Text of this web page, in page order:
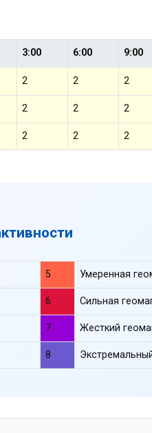
3:00 6:00 9:00
2 2 2
2 2 2
2 2 2
5 Умеренная
6 Сильная
7 Жесткий
8